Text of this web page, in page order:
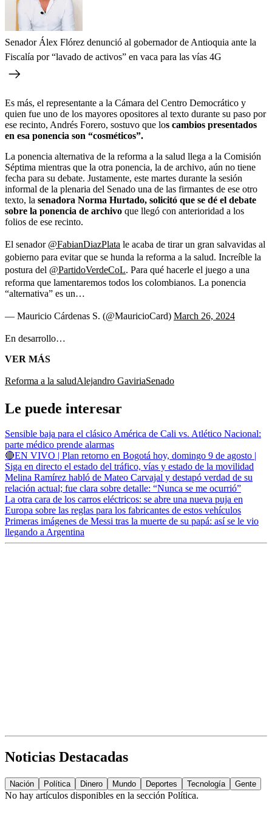
Senador Álex Flórez denunció al gobernador de Antioquia ante la
Fiscalía por “lavado de activos” en vaca para las vías 4G
Es más, el representante a la Cámara del Centro Democrático y
quien fue uno de los mayores opositores al texto durante su paso por
ese recinto, Andrés Forero, sostuvo que los cambios presentados
en esa ponencia son “cosméticos”.
La ponencia alternativa de la reforma a la salud llega a la Comisión
Séptima mientras que la otra ponencia, la de archivo, aún no tiene
fecha para su debate. Justamente, este martes durante la sesión
informal de la plenaria del Senado una de las firmantes de ese otro
texto, la senadora Norma Hurtado, solicitó que se dé el debate
sobre la ponencia de archivo que llegó con anterioridad a los
folios de ese recinto.
El senador @FabianDiazPlata le acaba de tirar un gran salvavidas al
gobierno para evitar que se hunda la reforma a la salud. Increíble la
postura del @PartidoVerdeCoL. Para qué hacerle el juego a una
reforma que lamentaremos todos los colombianos. La ponencia
“alternativa” es un…
— Mauricio Cárdenas S. (@MauricioCard) March 26, 2024
En desarrollo…
VER MÁS
Reforma a la saludAlejandro GaviriaSenado
Le puede interesar
Sensible baja para el clásico América de Cali vs. Atlético Nacional:
parte médico prende alarmas
🔴EN VIVO | Plan retorno en Bogotá hoy, domingo 9 de agosto |
Siga en directo el estado del tráfico, vías y estado de la movilidad
Melina Ramírez habló de Mateo Carvajal y destapó verdad de su
relación actual; fue clara sobre detalle: “Nunca se me ocurrió”
La otra cara de los carros eléctricos: se abre una nueva puja en
Europa sobre las reglas para los fabricantes de estos vehículos
Primeras imágenes de Messi tras la muerte de su papá: así se le vio
llegando a Argentina
Noticias Destacadas
Nación Política Dinero Mundo Deportes Tecnología Gente
No hay artículos disponibles en la sección Política.